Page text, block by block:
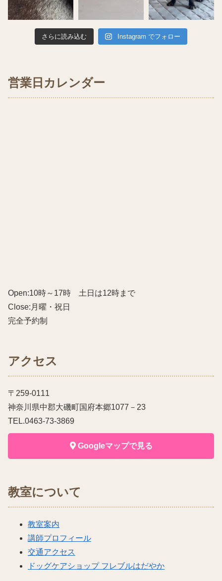
さらに読み込む Instagram でフォロー
営業日カレンダー
Open:10時～17時 土日は12時まで
Close:月曜・祝日
完全予約制
アクセス
〒259-0111
神奈川県中郡大磯町国府本郷1077－23
TEL.0463-73-3869
Googleマップで見る
教室について
教室案内
講師プロフィール
交通アクセス
ドッグケアショップ フレブルはだやか